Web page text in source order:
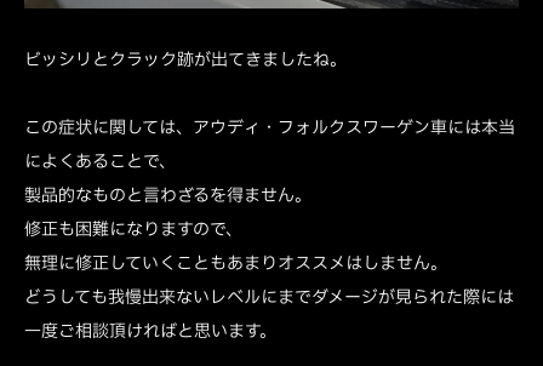
ビッシリとクラック跡が出てきましたね。
この症状に関しては、アウディ・フォルクスワーゲン車には本当
によくあることで、
製品的なものと言わざるを得ません。
修正も困難になりますので、
無理に修正していくこともあまりオススメはしません。
どうしても我慢出来ないレベルにまでダメージが見られた際には
一度ご相談頂ければと思います。